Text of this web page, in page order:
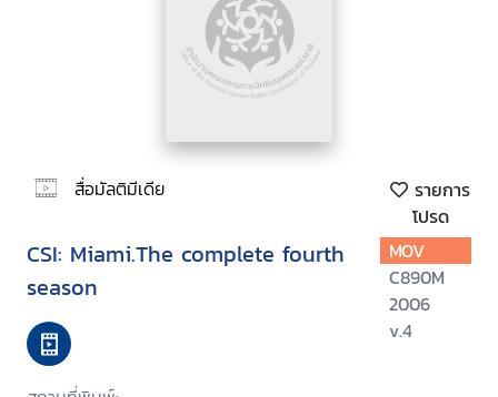
สื่อมัลติมีเดีย
รายการ
โปรด
CSI: Miami.The complete fourth
season
MOV
C890M
2006
v.4